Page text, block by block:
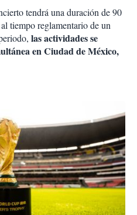
tendrá una duración de 90
tiempo reglamentario de un
las actividades se
en Ciudad de México,